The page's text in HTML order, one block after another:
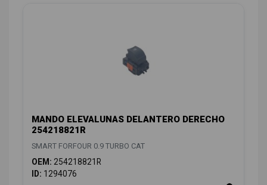
MANDO ELEVALUNAS DELANTERO DERECHO
254218821R
SMART FORFOUR 0.9 TURBO CAT
OEM: 254218821R
ID: 1294076